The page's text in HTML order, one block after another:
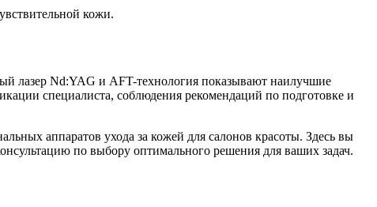
кожи.
лазер Nd:YAG и AFT-технология показывают наилучшие
специалиста, соблюдения рекомендаций по подготовке и
аппаратов ухода за кожей для салонов красоты. Здесь вы
по выбору оптимального решения для ваших задач.